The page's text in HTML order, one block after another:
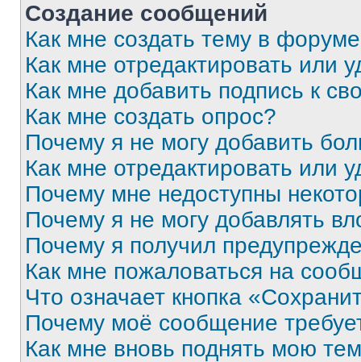
Создание сообщений
Как мне создать тему в
Как мне отредактировать или
Как мне добавить подпись к
Как мне создать опрос?
Почему я не могу добавить
Как мне отредактировать или
Почему мне недоступны
Почему я не могу добавлять
Почему я получил
Как мне пожаловаться на
Что означает кнопка
Почему моё сообщение
Как мне вновь поднять мою